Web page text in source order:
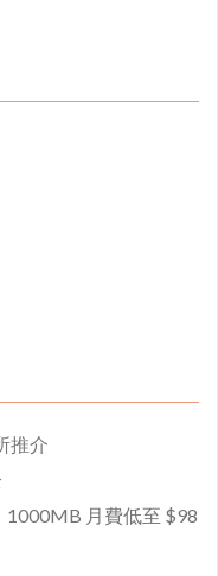
推介
月費低至 $98